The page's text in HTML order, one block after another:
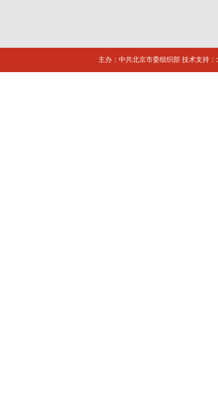
主办：中共北京市委组织部 技术支持